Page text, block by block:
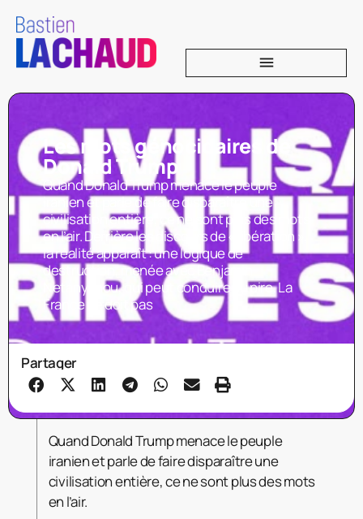
Les mots génocidaires de
Donald Trump
Quand Donald Trump menace le peuple
iranien et parle de faire disparaître une
civilisation entière, ce ne sont plus des mots
en l’air. Derrière les discours de « libération »,
la réalité apparaît : une logique de
destruction, menée avec Benjamin
Netanyahou, qui peut conduire au pire. La
France ne doit pas
Partager
Quand Donald Trump menace le peuple
iranien et parle de faire disparaître une
civilisation entière, ce ne sont plus des mots
en l’air.